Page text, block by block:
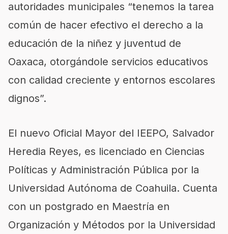
autoridades municipales “tenemos la tarea
común de hacer efectivo el derecho a la
educación de la niñez y juventud de
Oaxaca, otorgándole servicios educativos
con calidad creciente y entornos escolares
dignos”.
El nuevo Oficial Mayor del IEEPO, Salvador
Heredia Reyes, es licenciado en Ciencias
Políticas y Administración Pública por la
Universidad Autónoma de Coahuila. Cuenta
con un postgrado en Maestría en
Organización y Métodos por la Universidad